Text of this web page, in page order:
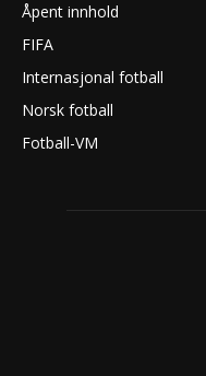
Åpent innhold
FIFA
Internasjonal fotball
Norsk fotball
Fotball-VM